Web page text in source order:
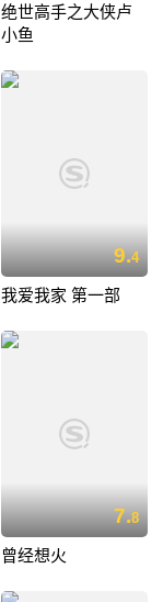
绝世高手之大侠卢
小鱼
9.4
我爱我家 第一部
7.8
曾经想火